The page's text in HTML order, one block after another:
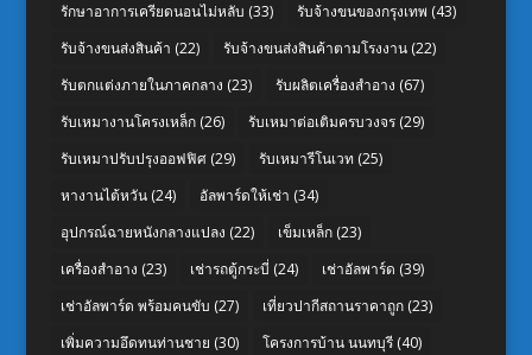
รักษาอาการเครียดนอนไม่หลับ (33) รับจ้างขนของกรุงเทพ (43)
รับจ้างขนส่งสินค้า (22) รับจ้างขนส่งสินค้าตามโรงงาน(22)
รับตกแต่งภายในภาคกลาง (23) รับผลิตเครื่องสำอาง (67)
รับเหมางานโครงเหล็ก(26) รับเหมาต่อเติมครบวงจร(29)
รับเหมาปรับปรุงออฟฟิศ(29) รับเหมารีโนเวท (25)
หางานไต้หวัน(24) อัลพาร์ดให้เช่า (34)
อุปกรณ์ฉายหนังกลางแปลง (22) เข็มเหล็ก(23)
เครื่องสำอาง (23) เช่ารถตู้กระบี่ (24) เช่าอัลพาร์ด (39)
เช่าอัลพาร์ด พร้อมคนขับ (27) เที่ยวปากีสถานราคาถูก(23)
เพิ่มความอึดทนท่านชาย (30) โครงการบ้าน นนทบุรี(40)